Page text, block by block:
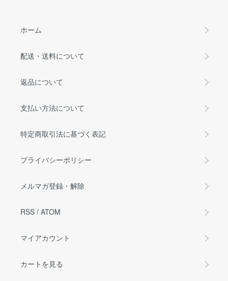
ホーム
配送・送料について
返品について
支払い方法について
特定商取引法に基づく表記
プライバシーポリシー
メルマガ登録・解除
RSS / ATOM
マイアカウント
カートを見る